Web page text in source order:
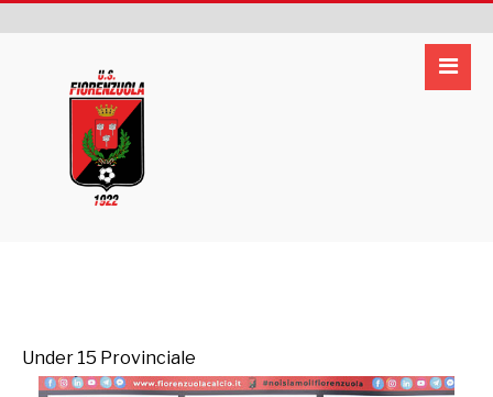
Under 15 Provinciale